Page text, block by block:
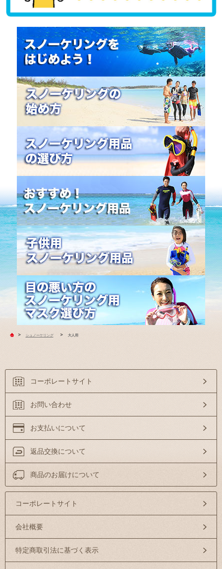
> シュノーケリング > 大人用
コーポレートサイト
お問い合わせ
お支払いについて
返品交換について
商品のお届けについて
コーポレートサイト
会社概要
特定商取引法に基づく表示